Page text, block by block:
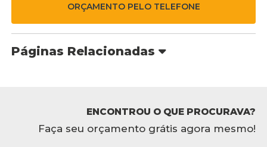
ORÇAMENTO PELO TELEFONE
Páginas Relacionadas
ENCONTROU O QUE PROCURAVA?
Faça seu orçamento grátis agora mesmo!